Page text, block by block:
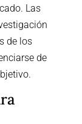
Las
de los
de